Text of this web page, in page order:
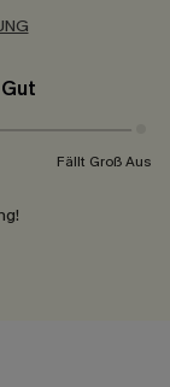
Fällt Groß Aus